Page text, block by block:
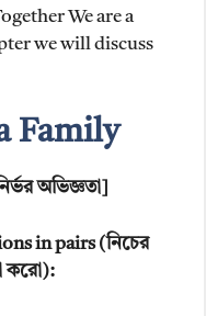
We are a
we will discuss
Family
অভিজ্ঞতা]
in pairs (নিচের
করো):